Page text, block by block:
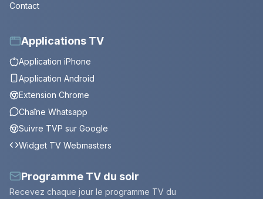
Contact
Applications TV
Application iPhone
Application Android
Extension Chrome
Chaîne Whatsapp
Suivre TVP sur Google
Widget TV Webmasters
Programme TV du soir
Recevez chaque jour le programme TV du